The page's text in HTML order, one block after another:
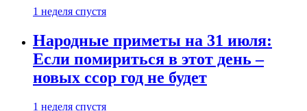
1 неделя спустя
Народные приметы на 31 июля:
Если помириться в этот день –
новых ссор год не будет
1 неделя спустя